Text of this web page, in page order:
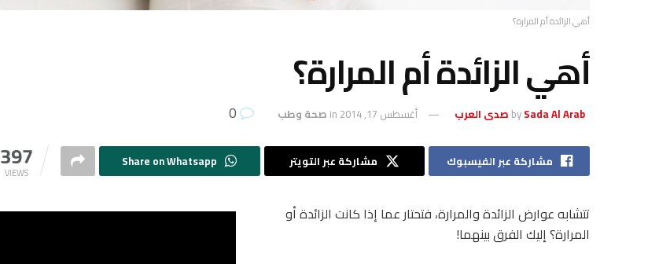
أهي الزائدة أم المرارة؟
أهي الزائدة أم المرارة؟
bySada Al Arab صدى العرب أغسطس 17, 2014 in صحة وطب
397
VIEWS
مشاركة عبر الفيسبوك مشاركة عبر التويتر Share on Whatsapp
تتشابه عوارض الزائدة والمرارة، فتحتار عما إذا كانت الزائدة أو
المرارة؟ إليك الفرق بينهما!